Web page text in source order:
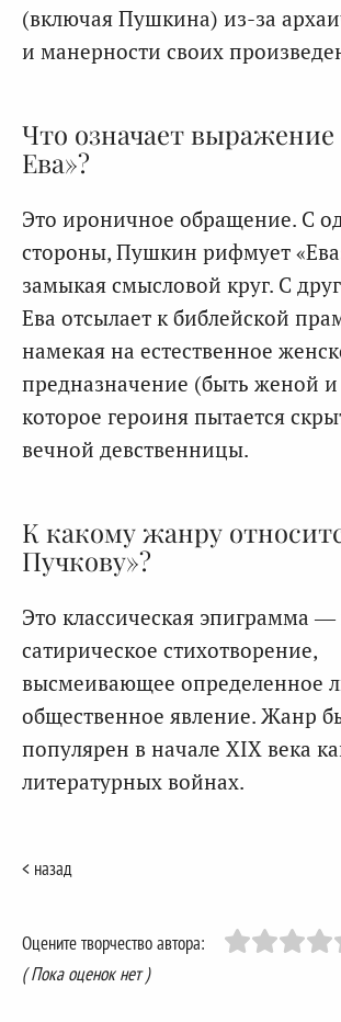
(включая Пушкина) из-за
и манерности своих
Что означает выражение
Ева»?
Это ироничное обращение. С
стороны, Пушкин рифмует
замыкая смысловой круг. С
Ева отсылает к библейской
намекая на естественное
предназначение (быть женой
которое героиня пытается
вечной девственницы.
К какому жанру
Пучкову»?
Это классическая эпиграмма —
сатирическое стихотворение,
высмеивающее определенное
общественное явление. Жанр
популярен в начале XIX века
литературных войнах.
< назад
Оцените творчество автора:
( Пока оценок нет )